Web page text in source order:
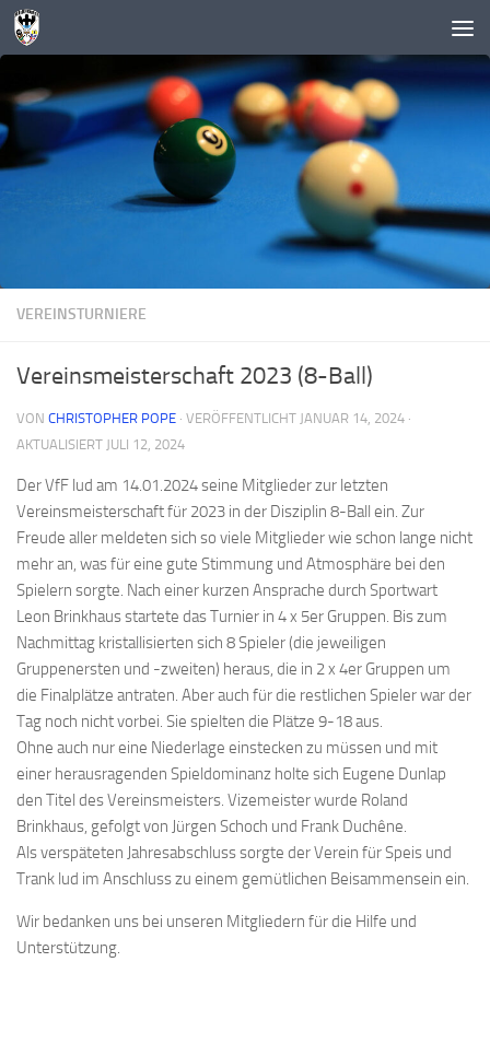
Zum Inhalt springen
VEREINSTURNIERE
Vereinsmeisterschaft 2023 (8-Ball)
VON CHRISTOPHER POPE · VERÖFFENTLICHT JANUAR 14, 2024 ·
AKTUALISIERT JULI 12, 2024
Der VfF lud am 14.01.2024 seine Mitglieder zur letzten
Vereinsmeisterschaft für 2023 in der Disziplin 8-Ball ein. Zur
Freude aller meldeten sich so viele Mitglieder wie schon lange nicht
mehr an, was für eine gute Stimmung und Atmosphäre bei den
Spielern sorgte. Nach einer kurzen Ansprache durch Sportwart
Leon Brinkhaus startete das Turnier in 4 x 5er Gruppen. Bis zum
Nachmittag kristallisierten sich 8 Spieler (die jeweiligen
Gruppenersten und -zweiten) heraus, die in 2 x 4er Gruppen um
die Finalplätze antraten. Aber auch für die restlichen Spieler war der
Tag noch nicht vorbei. Sie spielten die Plätze 9-18 aus.
Ohne auch nur eine Niederlage einstecken zu müssen und mit
einer herausragenden Spieldominanz holte sich Eugene Dunlap
den Titel des Vereinsmeisters. Vizemeister wurde Roland
Brinkhaus, gefolgt von Jürgen Schoch und Frank Duchêne.
Als verspäteten Jahresabschluss sorgte der Verein für Speis und
Trank lud im Anschluss zu einem gemütlichen Beisammensein ein.
Wir bedanken uns bei unseren Mitgliedern für die Hilfe und
Unterstützung.